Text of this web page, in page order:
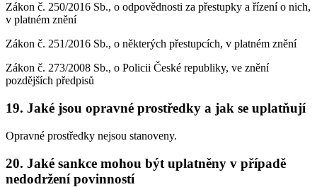
Zákon č. 250/2016 Sb., o odpovědnosti za přestupky a řízení o nich,
v platném znění
Zákon č. 251/2016 Sb., o některých přestupcích, v platném znění
Zákon č. 273/2008 Sb., o Policii České republiky, ve znění
pozdějších předpisů
19. Jaké jsou opravné prostředky a jak se uplatňují
Opravné prostředky nejsou stanoveny.
20. Jaké sankce mohou být uplatněny v případě
nedodržení povinností